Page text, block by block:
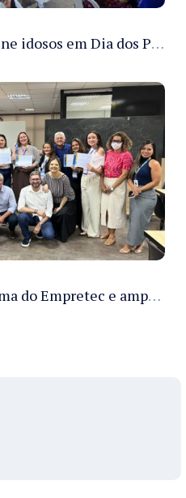
Bolerão da Saudade reúne idosos em Dia dos Pais promovido pela Fundação Dr. Thomas em Manaus
Manaus forma 345ª turma do Empretec e amplia qualificação de empreendedores na cidade